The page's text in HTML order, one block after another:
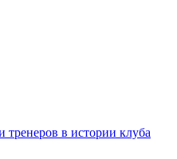
тренеров в истории клуба